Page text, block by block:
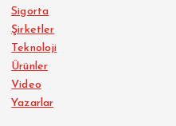
Sigorta
Şirketler
Teknoloji
Ürünler
Video
Yazarlar